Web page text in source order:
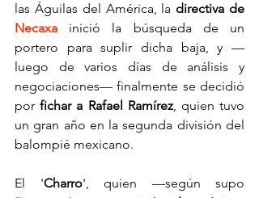
las Águilas del América, la
Necaxa
inició la búsqueda de un
portero para suplir dicha baja, y —
luego de varios días de análisis y
negociaciones— finalmente se decidió
por fichar a Rafael Ramírez, quien tuvo
un gran año en la segunda división del
balompié mexicano.
El 'Charro